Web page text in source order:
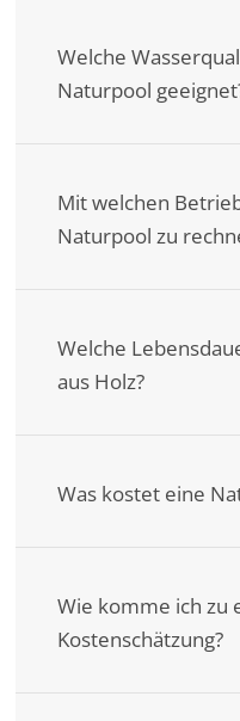
Welche
Naturpool
Mit welchen
Naturpool zu
Welche
aus Holz?
Was kostet eine
Wie komme ich zu
Kostenschätzung?